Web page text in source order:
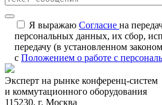
Я выражаю Согласие на
персональных данных, их сбор,
передачу (в установленном
с Положением о работе с
Эксперт на рынке конференц-систем
и коммутационного оборудования
115230, г. Москва